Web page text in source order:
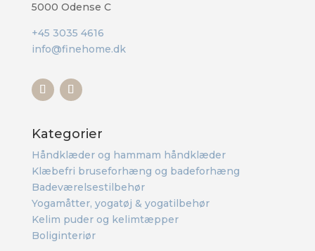
5000 Odense C
+45 3035 4616
info@finehome.dk
Kategorier
Håndklæder og hammam håndklæder
Klæbefri bruseforhæng og badeforhæng
Badeværelsestilbehør
Yogamåtter, yogatøj & yogatilbehør
Kelim puder og kelimtæpper
Boliginteriør